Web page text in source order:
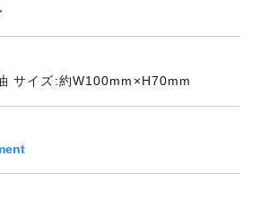
サイズ:約W100mm×H70mm